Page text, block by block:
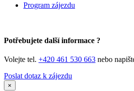
Program zájezdu
Potřebujete další informace ?
Volejte tel. +420 461 530 663 nebo
Poslat dotaz k zájezdu
×